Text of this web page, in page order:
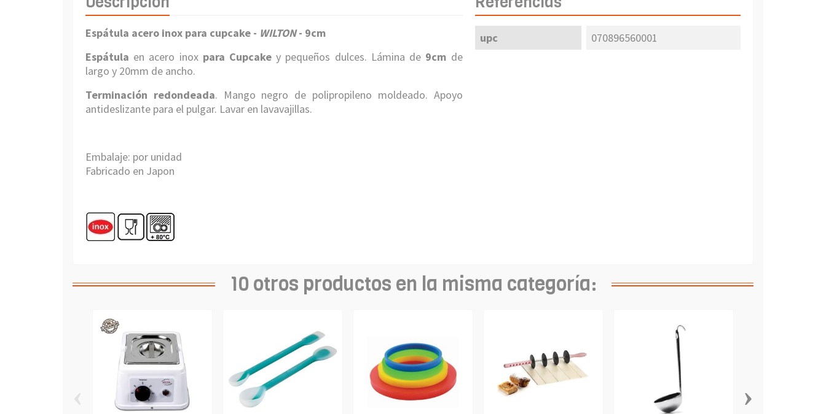
Espátula acero inox para cupcake - WILTON- 9cm
Espátula en acero inoxpara Cupcake y pequeños dulces. Lámina de 9cm de
largo y 20mm de ancho.
Terminación redondeada. Mango negro de polipropileno moldeado. Apoyo
antideslizante para el pulgar. Lavar en lavavajillas.
Embalaje: por unidad
Fabricado en Japon
upc 070896560001
10 otros productos en la misma categoría:
›